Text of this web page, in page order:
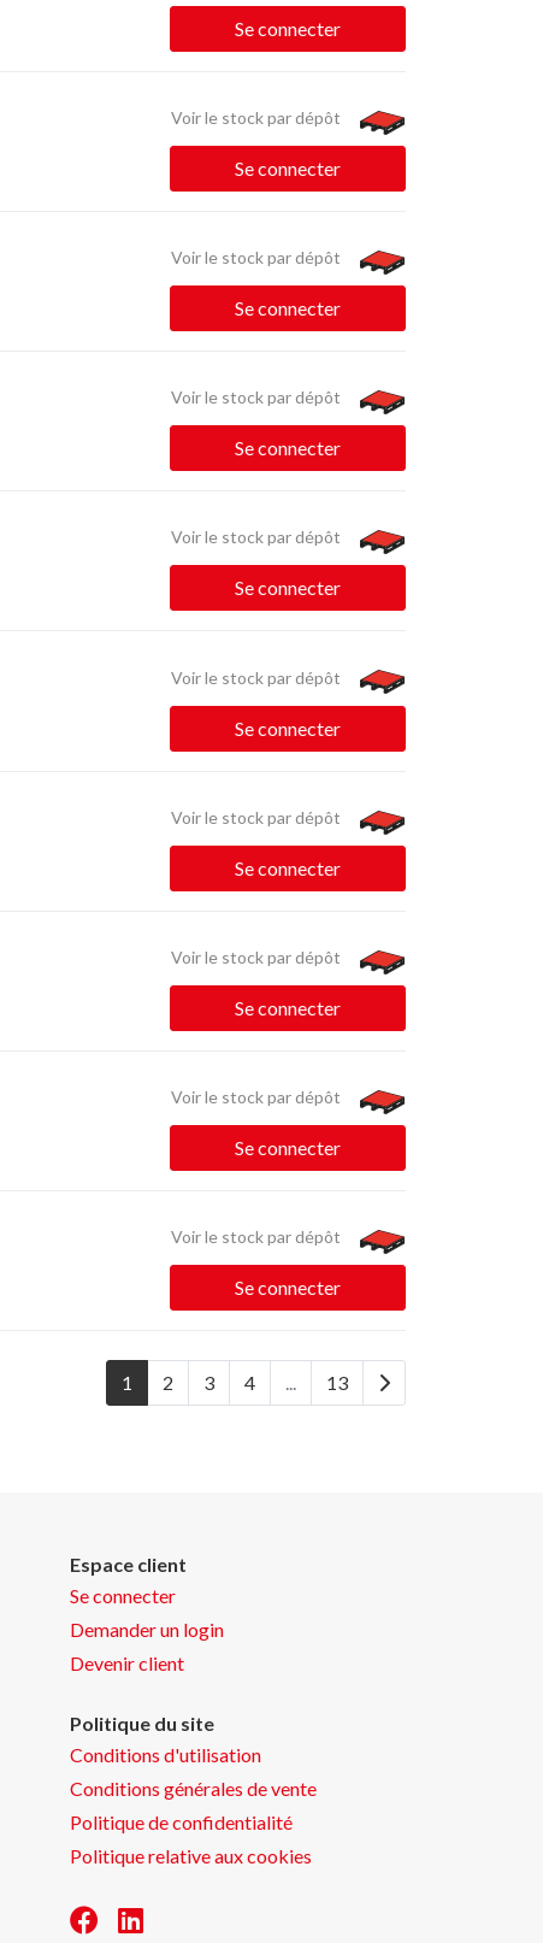
Se connecter
Voir le stock par dépôt
Se connecter
Voir le stock par dépôt
Se connecter
Voir le stock par dépôt
Se connecter
Voir le stock par dépôt
Se connecter
Voir le stock par dépôt
Se connecter
Voir le stock par dépôt
Se connecter
Voir le stock par dépôt
Se connecter
Voir le stock par dépôt
Se connecter
Voir le stock par dépôt
Se connecter
1 2 3 4 ... 13
Espace client
Se connecter
Demander un login
Devenir client
Politique du site
Conditions d'utilisation
Conditions générales de vente
Politique de confidentialité
Politique relative aux cookies